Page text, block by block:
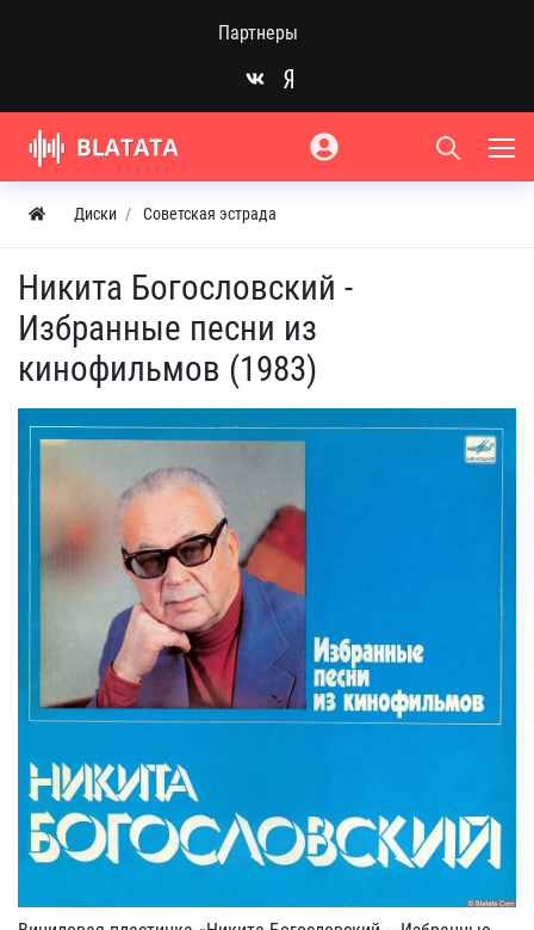
Партнеры
Диски Советская эстрада
Никита Богословский -
Избранные песни из
кинофильмов (1983)